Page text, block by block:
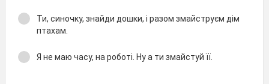
Ти, синочку, знайди дошки, і разом змайструєм дім
птахам.
Я не маю часу, на роботі. Ну а ти змайстуй її.